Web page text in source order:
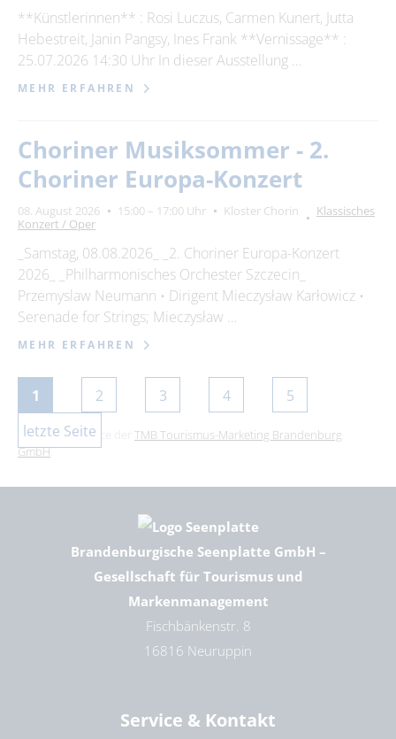
**Künstlerinnen** : Rosi Luczus, Carmen Kunert, Jutta
Hebestreit, Janin Pangsy, Ines Frank **Vernissage** :
25.07.2026 14:30 Uhr In dieser Ausstellung …
MEHR ERFAHREN
Choriner Musiksommer - 2.
Choriner Europa-Konzert
08. August 2026 15:00 – 17:00 Uhr Kloster Chorin
Klassisches
Konzert / Oper
_Samstag, 08.08.2026_ _2. Choriner Europa-Konzert
2026_ _Philharmonisches Orchester Szczecin_
Przemyslaw Neumann • Dirigent Mieczysław Karłowicz •
Serenade for Strings; Mieczysław …
MEHR ERFAHREN
1 2 3 4
5
letzte Seite
Dies ist ein Service der TMB Tourismus-Marketing Brandenburg
GmbH.
Brandenburgische Seenplatte GmbH –
Gesellschaft für Tourismus und
Markenmanagement
Fischbänkenstr. 8
16816 Neuruppin
Service & Kontakt